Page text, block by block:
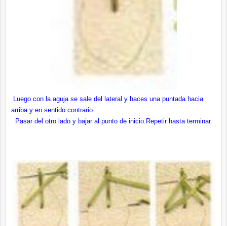
Luego con la aguja se sale del lateral y haces una puntada hacia
arriba y en sentido contrario.
Pasar del otro lado y bajar al punto de inicio.Repetir hasta terminar.